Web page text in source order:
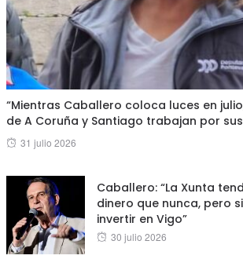
“Mientras Caballero coloca luces en
de A Coruña y Santiago trabajan por
Posted
31 julio 2026
Caballero: “La Xunta
dinero que nunca, pero
invertir en Vigo”
Posted
30 julio 2026